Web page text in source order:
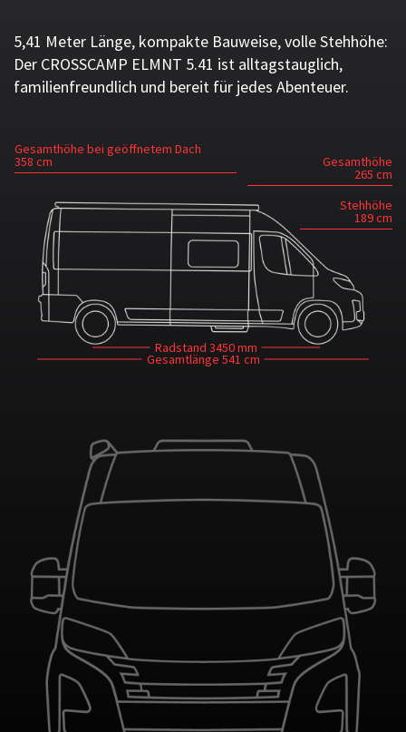
5,41 Meter Länge, kompakte Bauweise, volle Stehhöhe:
Der CROSSCAMP ELMNT 5.41 ist alltagstauglich,
familienfreundlich und bereit für jedes Abenteuer.
Gesamthöhe bei geöffnetem Dach
358 cm Gesamthöhe
265 cm
Stehhöhe
189 cm
Gesamtlänge 541 cm
Radstand 3450 mm